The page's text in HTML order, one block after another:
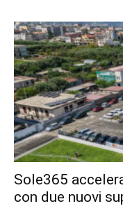
Sole365
con due nuovi